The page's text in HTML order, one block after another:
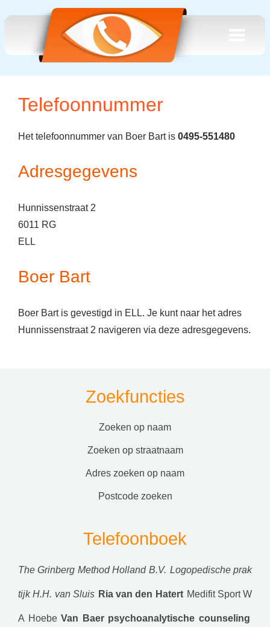
Telefoonnummer
Het telefoonnummer van Boer Bart is 0495-551480
Adresgegevens
Hunnissenstraat 2
6011 RG
ELL
Boer Bart
Boer Bart is gevestigd in ELL. Je kunt naar het adres
Hunnissenstraat 2 navigeren via deze adresgegevens.
Zoekfuncties
zoeken op naam
zoeken op straatnaam
adres zoeken op naam
postcode zoeken
Telefoonboek
The Grinberg Method Holland B.V. Logopedische prak
tijk H.H. van Sluis Ria van den Hatert Medifit Sport W
A Hoebe Van Baer psychoanalytische counseling